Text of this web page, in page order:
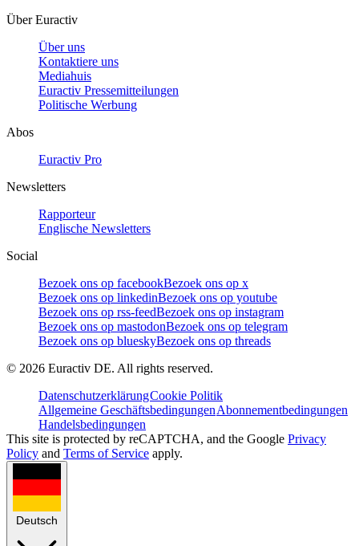
Über Euractiv
Über uns
Kontaktiere uns
Mediahuis
Euractiv Pressemitteilungen
Politische Werbung
Abos
Euractiv Pro
Newsletters
Rapporteur
Englische Newsletters
Social
Bezoek ons op facebookBezoek ons op x
Bezoek ons op linkedinBezoek ons op youtube
Bezoek ons op rss-feedBezoek ons op instagram
Bezoek ons op mastodonBezoek ons op telegram
Bezoek ons op blueskyBezoek ons op threads
© 2026 Euractiv DE. All rights reserved.
DatenschutzerklärungCookie Politik
Allgemeine GeschäftsbedingungenAbonnementbedingungen
Handelsbedingungen
This site is protected by reCAPTCHA, and the Google Privacy
Policy and Terms of Service apply.
Deutsch